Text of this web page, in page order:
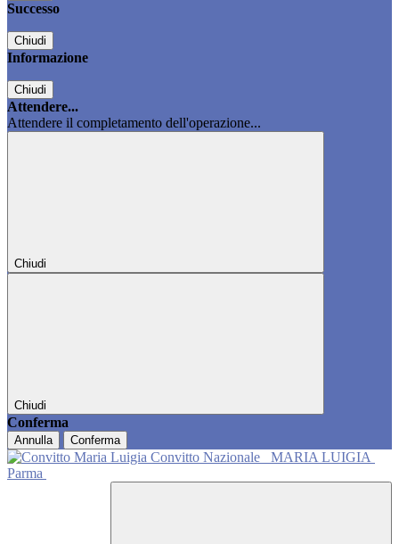
Successo
Chiudi
Informazione
Chiudi
Attendere...
Attendere il completamento dell'operazione...
Chiudi
Chiudi
Conferma
Annulla Conferma
Convitto Nazionale
MARIA LUIGIA
Parma